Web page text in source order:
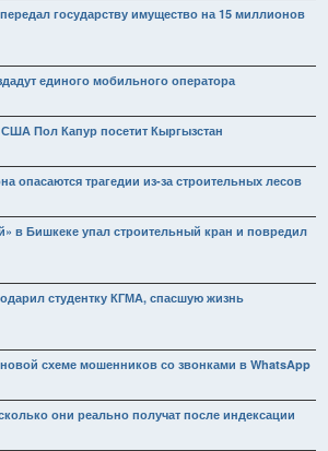
государству имущество на 15 миллионов
единого мобильного оператора
Пол Капур посетит Кыргызстан
опасаются трагедии из-за строительных лесов
в Бишкеке упал строительный кран и повредил
студентку КГМА, спасшую жизнь
схеме мошенников со звонками в WhatsApp
они реально получат после индексации